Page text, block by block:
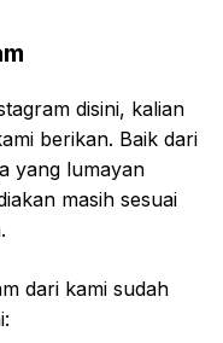
disini, kalian
berikan. Baik dari
yang lumayan
masih sesuai
dari kami sudah